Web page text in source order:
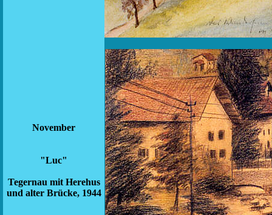
November
"Luc"
Tegernau mit Herehus
und alter Brücke, 1944